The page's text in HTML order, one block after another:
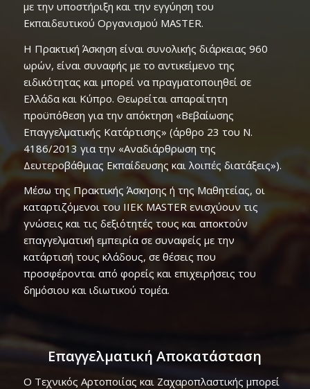
με την υποστήριξη και την εγγύηση του
Εκπαιδευτικού Οργανισμού MASTER.
Η Πρακτική Άσκηση είναι συνολικής διάρκειας 960
ωρών, είναι συναφής με το αντικείμενο της
ειδικότητας και μπορεί να πραγματοποιηθεί σε
Ελλάδα και Κύπρο. Θεωρείται απαραίτητη
προϋπόθεση για την απόκτηση «Βεβαίωσης
Επαγγελματικής Κατάρτισης» (άρθρο 23 του Ν.
4186/2013 για την «Αναδιάρθρωση της
Δευτεροβάθμιας Εκπαίδευσης και λοιπές διατάξεις»).
Μέσω της Πρακτικής Άσκησης ή της Μαθητείας, οι
καταρτιζόμενοι του ΙΙΕΚ MASTER ενισχύουν τις
γνώσεις και τις δεξιότητές τους και αποκτούν
επαγγελματική εμπειρία σε συναφείς με την
κατάρτισή τους κλάδους, σε θέσεις που
προσφέρονται από φορείς και επιχειρήσεις του
δημόσιου και ιδιωτικού τομέα.
Επαγγελματική Αποκατάσταση
Ο Τεχνικός Αρτοποιίας και Ζαχαροπλαστικής μπορεί